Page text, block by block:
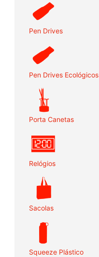
Pen Drives
Pen Drives Ecológicos
Porta Canetas
Relógios
Sacolas
Squeeze Plástico